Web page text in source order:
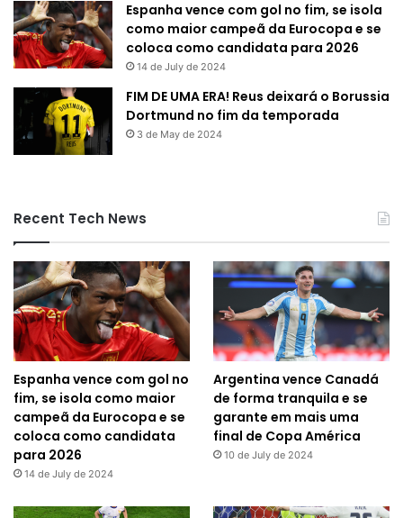
Espanha vence com gol no fim, se isola
como maior campeã da Eurocopa e se
coloca como candidata para 2026
14 de July de 2024
FIM DE UMA ERA! Reus deixará o Borussia
Dortmund no fim da temporada
3 de May de 2024
Recent Tech News
Espanha vence com gol no
fim, se isola como maior
campeã da Eurocopa e se
coloca como candidata
para 2026
14 de July de 2024
Argentina vence Canadá
de forma tranquila e se
garante em mais uma
final de Copa América
10 de July de 2024